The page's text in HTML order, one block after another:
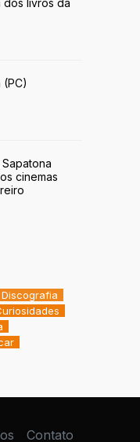
livros da
cinemas
Discografia
Contato